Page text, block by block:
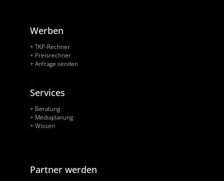
Werben
+ TKP-Rechner
+ Preisrechner
+ Anfrage senden
Services
+ Beratung
+ Mediaplanung
+ Wissen
Partner werden